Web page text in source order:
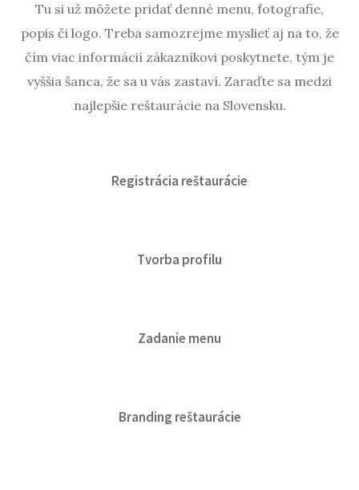
Tu si už môžete pridať denné menu, fotografie,
popis či logo. Treba samozrejme myslieť aj na to, že
čím viac informácií zákazníkovi poskytnete, tým je
vyššia šanca, že sa u vás zastaví. Zaraďte sa medzi
najlepšie reštaurácie na Slovensku.
Registrácia reštaurácie
Tvorba profilu
Zadanie menu
Branding reštaurácie